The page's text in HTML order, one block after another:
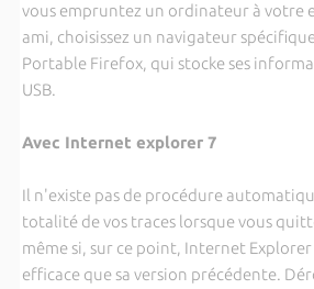
vous empruntez un ordinateur à votre
ami, choisissez un navigateur
Portable Firefox, qui stocke ses
USB.
Avec Internet explorer 7
Il n'existe pas de procédure
totalité de vos traces lorsque vous
même si, sur ce point, Internet
efficace que sa version précédente.